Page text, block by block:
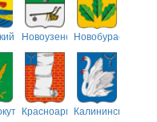
НовоузенскийНовобурасский
Красноармейский
Калининский